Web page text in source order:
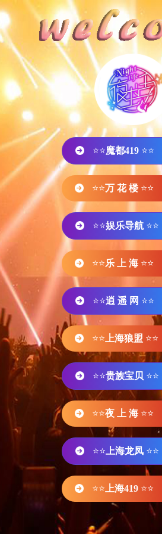
⭐⭐魔都419 ⭐⭐
⭐⭐万 花 楼 ⭐⭐
⭐⭐娱乐导航 ⭐⭐
⭐⭐乐 上 海 ⭐⭐
⭐⭐逍 遥 网 ⭐⭐
⭐⭐ 上海狼盟 ⭐⭐
⭐⭐贵族宝贝 ⭐⭐
⭐⭐夜 上 海 ⭐⭐
⭐⭐ 上海龙凤 ⭐⭐
⭐⭐ 上海419 ⭐⭐